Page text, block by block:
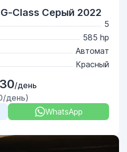
Class Серый 2022
5
585 hp
Автомат
Красный
/день
день)
WhatsApp